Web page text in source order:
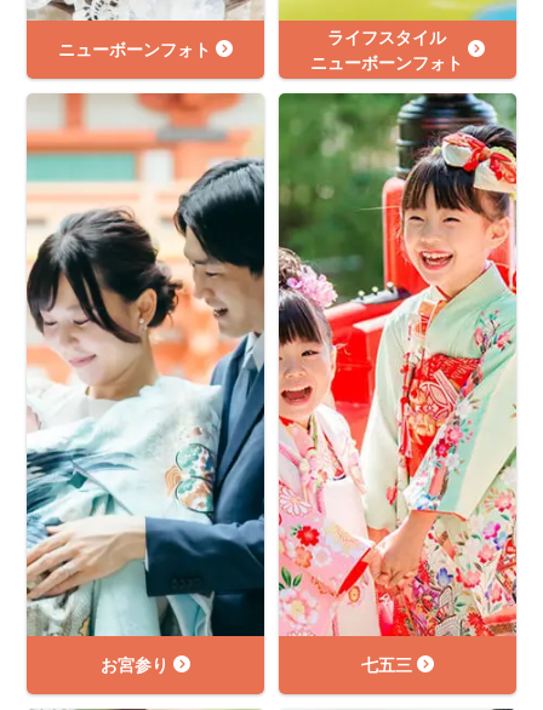
ニューボーンフォト
ライフスタイル
ニューボーンフォト
お宮参り 七五三